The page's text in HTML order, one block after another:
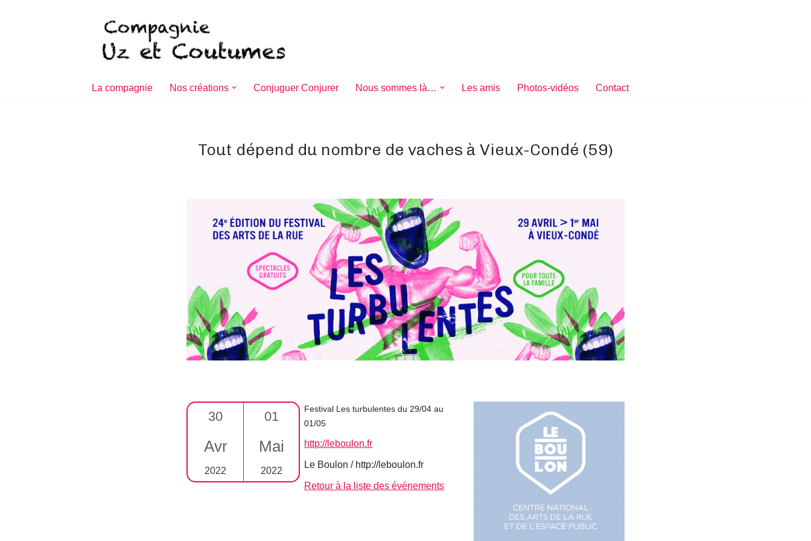
La compagnie Nos créations Conjuguer Conjurer Nous sommes là… Les amis Photos-vidéos Contact
Tout dépend du nombre de vaches à Vieux-Condé (59)
30
Avr
2022
01
Mai
2022
Festival Les turbulentes du 29/04 au
01/05
http://leboulon.fr
Le Boulon / http://leboulon.fr
Retour à la liste des événements